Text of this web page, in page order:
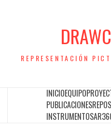
REPRESENTACIÓN
INICIOEQUIPO
PUBLICACIONES
INSTRUMENTOS